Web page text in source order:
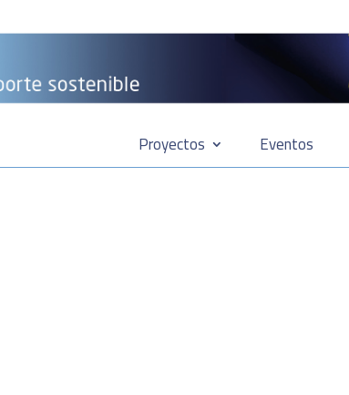
Proyectos Eventos